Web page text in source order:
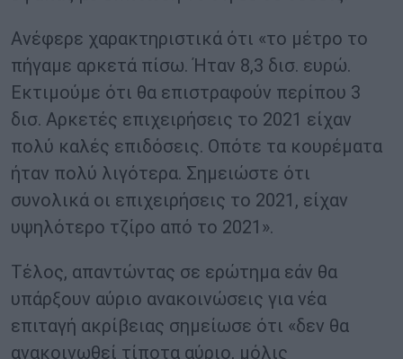
Ανέφερε χαρακτηριστικά ότι «το μέτρο το
πήγαμε αρκετά πίσω. Ήταν 8,3 δισ. ευρώ.
Εκτιμούμε ότι θα επιστραφούν περίπου 3
δισ. Αρκετές επιχειρήσεις το 2021 είχαν
πολύ καλές επιδόσεις. Οπότε τα κουρέματα
ήταν πολύ λιγότερα. Σημειώστε ότι
συνολικά οι επιχειρήσεις το 2021, είχαν
υψηλότερο τζίρο από το 2021».
Τέλος, απαντώντας σε ερώτημα εάν θα
υπάρξουν αύριο ανακοινώσεις για νέα
επιταγή ακρίβειας σημείωσε ότι «δεν θα
ανακοινωθεί τίποτα αύριο, μόλις